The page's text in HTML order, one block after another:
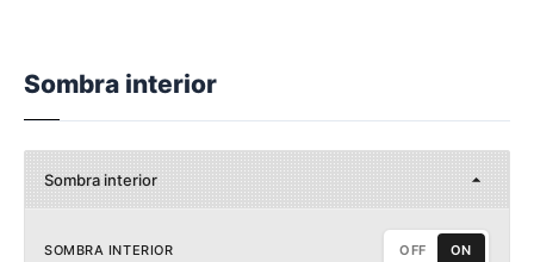
Sombra interior
Sombra interior
SOMBRA INTERIOR OFF ON